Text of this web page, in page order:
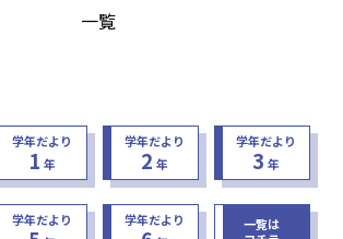
一覧
学年だより
1 年
学年だより
2 年
学年だより
3 年
学年だより 学年だより
一覧は